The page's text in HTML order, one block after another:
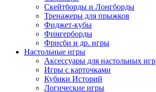
Скейтборды и Лонгборды
Тренажеры для прыжков
Фиджет-кубы
Фингерборды
Фрисби и др. игры
Настольные игры
Аксессуары для настольных игр
Игры с карточками
Кубики Историй
Логические игры